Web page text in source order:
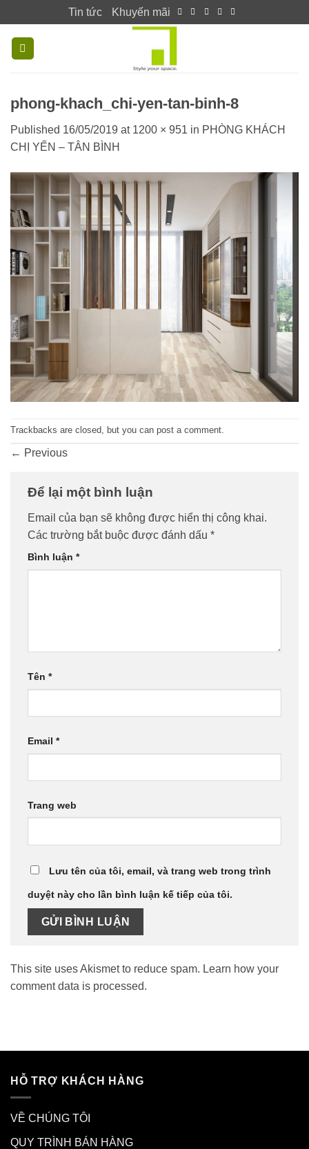
to
content
Tin tức Khuyến mãi
phong-khach_chi-yen-tan-binh-8
Published 16/05/2019 at 1200 × 951 in PHÒNG KHÁCH
CHỊ YẾN – TÂN BÌNH
Trackbacks are closed, but you can post a comment
← Previous
Để lại một bình luận
Email của bạn sẽ không được hiển thị công khai.
Các trường bắt buộc được đánh dấu *
Bình luận *
Tên *
Email *
Trang web
Lưu tên của tôi, email, và trang web trong trình
duyệt này cho lần bình luận kế tiếp của tôi.
This site uses Akismet to reduce spam. Learn how your
comment data is processed.
HỖ TRỢ KHÁCH HÀNG
VỀ CHÚNG TÔI
QUY TRÌNH BÁN HÀNG